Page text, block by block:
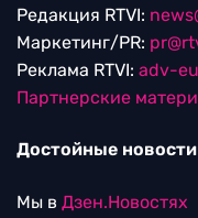
Редакция RTVI:
Маркетинг/PR:
Реклама RTVI: adv-
Партнерские
Достойные новости
Мы в Дзен.Новостях